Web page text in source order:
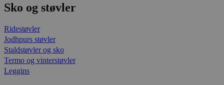
Sko og støvler
Ridestøvler
Jodhpurs støvler
Staldstøvler og sko
Termo og vinterstøvler
Leggins